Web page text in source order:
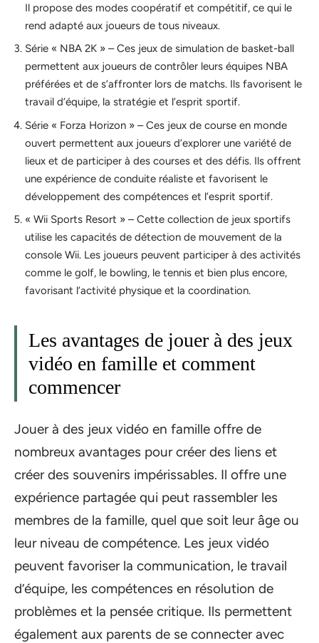
Il propose des modes coopératif et compétitif, ce qui le
rend adapté aux joueurs de tous niveaux.
Série « NBA 2K » – Ces jeux de simulation de basket-ball
permettent aux joueurs de contrôler leurs équipes NBA
préférées et de s’affronter lors de matchs. Ils favorisent le
travail d’équipe, la stratégie et l’esprit sportif.
Série « Forza Horizon » – Ces jeux de course en monde
ouvert permettent aux joueurs d’explorer une variété de
lieux et de participer à des courses et des défis. Ils offrent
une expérience de conduite réaliste et favorisent le
développement des compétences et l’esprit sportif.
« Wii Sports Resort » – Cette collection de jeux sportifs
utilise les capacités de détection de mouvement de la
console Wii. Les joueurs peuvent participer à des activités
comme le golf, le bowling, le tennis et bien plus encore,
favorisant l’activité physique et la coordination.
Les avantages de jouer à des jeux
vidéo en famille et comment
commencer
Jouer à des jeux vidéo en famille offre de
nombreux avantages pour créer des liens et
créer des souvenirs impérissables. Il offre une
expérience partagée qui peut rassembler les
membres de la famille, quel que soit leur âge ou
leur niveau de compétence. Les jeux vidéo
peuvent favoriser la communication, le travail
d’équipe, les compétences en résolution de
problèmes et la pensée critique. Ils permettent
également aux parents de se connecter avec